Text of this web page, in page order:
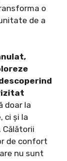
o
de a
doar la
ci și la
de confort
nu sunt